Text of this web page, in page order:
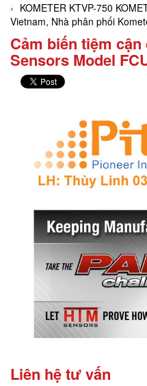
KOMETER KTVP-750
Vietnam, Nhà phân phối
Cảm biến tiệm
Sensors Model
Liên hệ tư vấn